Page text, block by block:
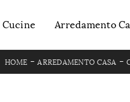
Cucine Arredamento
HOME -ARREDAMENTO CASA -